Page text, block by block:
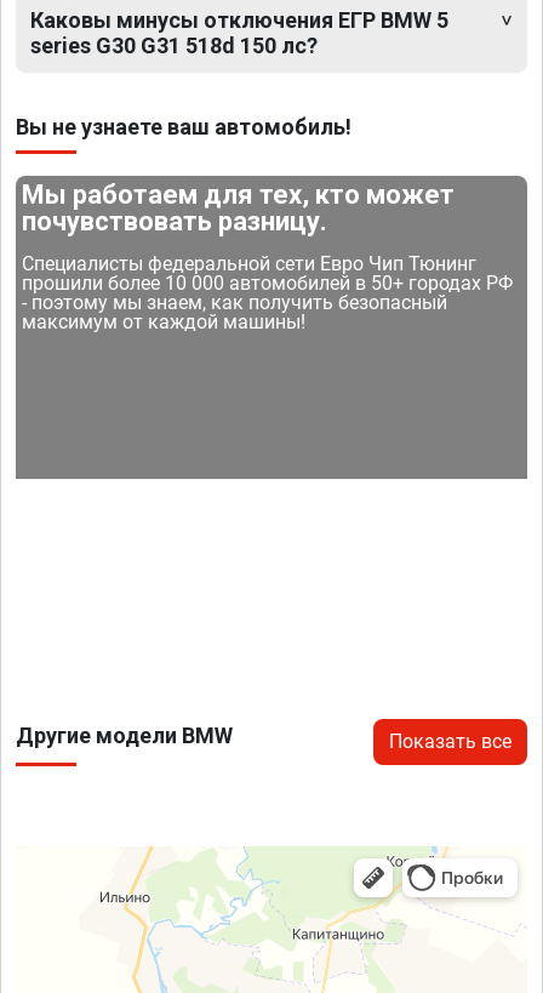
Каковы минусы отключения ЕГР BMW 5
series G30 G31 518d 150 лс?
Вы не узнаете ваш автомобиль!
Мы работаем для тех, кто может
почувствовать разницу.
Специалисты федеральной сети Евро Чип Тюнинг
прошили более 10 000 автомобилей в 50+ городах РФ
- поэтому мы знаем, как получить безопасный
максимум от каждой машины!
Другие модели BMW Показать все